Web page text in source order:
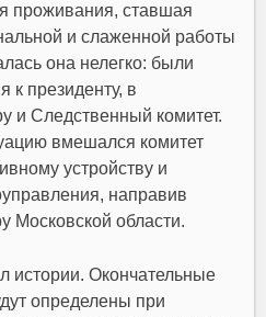
проживания, ставшая
и слаженной работы
она нелегко: были
к президенту, в
и Следственный комитет.
вмешался комитет
устройству и
направив
Московской области.
истории. Окончательные
определены при